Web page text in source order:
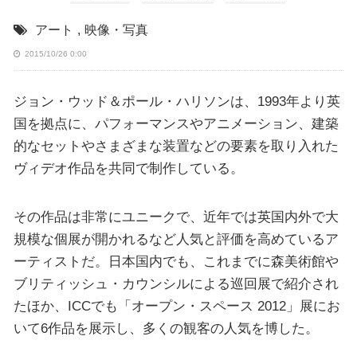
アート , 映像・写真
2015/10/26 0:00
ジョン・ウッド＆ポール・ハリソンは、1993年より英
国を拠点に、パフォーマンスやアニメーション、建築
的なセットやさまざまな装置などの要素を取り入れた
ヴィデオ作品を共同で制作している。
その作品は非常にユニークで、近年では英国内外で大
規模な個展が開かれるなど人気と評価を高めているア
ーティストだ。日本国内でも、これまでに森美術館や
ブリティッシュ・カウンシルによる巡回展で紹介され
たほか、ICCでも「オープン・スペース 2012」展にお
いて6作品を展示し、多くの観客の人気を博した。